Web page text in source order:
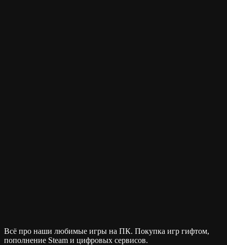
Всё про наши любимые игры на ПК. Покупка игр гифтом,
пополнение Steam и цифровых сервисов.